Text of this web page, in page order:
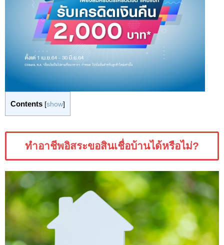
Contents [show]
ทำอาชีพอิสระขอสินเชื่อบ้านได้หรือไม่?